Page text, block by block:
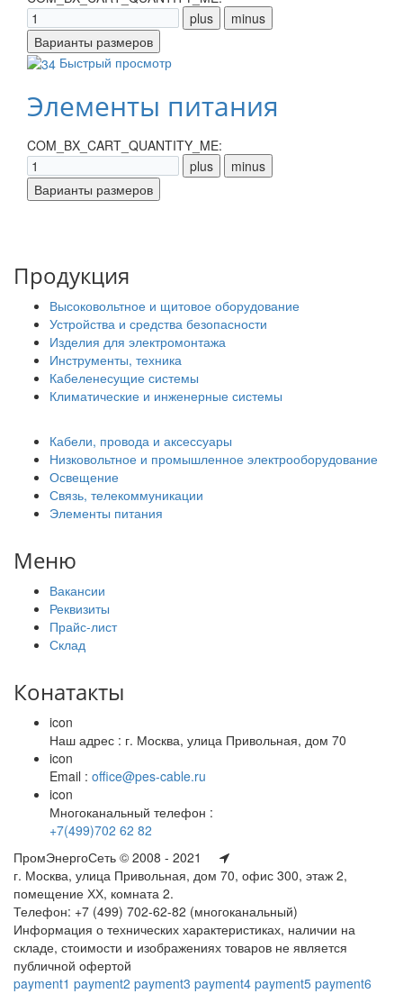
Быстрый просмотр
Элементы питания
COM_BX_CART_QUANTITY_ME:
Продукция
Высоковольтное и щитовое оборудование
Устройства и средства безопасности
Изделия для электромонтажа
Инструменты, техника
Кабеленесущие системы
Климатические и инженерные системы
Кабели, провода и аксессуары
Низковольтное и промышленное электрооборудование
Освещение
Связь, телекоммуникации
Элементы питания
Меню
Вакансии
Реквизиты
Прайс-лист
Склад
Конатакты
icon
Наш адрес : г. Москва, улица Привольная, дом 70
icon
Email : office@pes-cable.ru
icon
Многоканальный телефон :
+7(499)702 62 82
ПромЭнергоСеть © 2008 - 2021
г. Москва, улица Привольная, дом 70, офис 300, этаж 2,
помещение ХХ, комната 2.
Телефон: +7 (499) 702-62-82 (многоканальный)
Информация о технических характеристиках, наличии на
складе, стоимости и изображениях товаров не является
публичной офертой
payment1 payment2 payment3 payment4 payment5 payment6